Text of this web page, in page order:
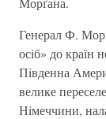
Генерал Ф.
осiб» до країн
Пiвденна
велике
Нiмеччини,